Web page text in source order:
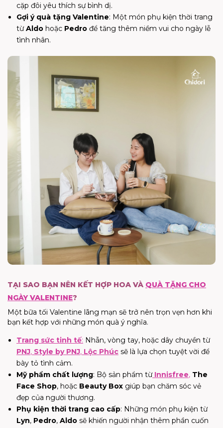
cặp đôi yêu thích sự bình dị.
Gợi ý quà tặng Valentine: Một món phụ kiện thời trang
từAldo hoặc Pedro để tăng thêm niềm vui cho ngày lễ
tình nhân.
TẠI SAO BẠN NÊN KẾT HỢP HOA VÀ QUÀ TẶNG CHO
NGÀY VALENTINE?
Một bữa tối Valentine lãng mạn sẽ trở nên trọn vẹn hơn khi
bạn kết hợp với những món quà ý nghĩa.
Trang sức tinh tế: Nhẫn, vòng tay, hoặc dây chuyền từ
PNJ, Style by PNJ, Lộc Phúc sẽ là lựa chọn tuyệt vời để
bày tỏ tình cảm.
Mỹ phẩm chất lượng: Bộ sản phẩm từ Innisfree, The
Face Shop, hoặc Beauty Box giúp bạn chăm sóc vẻ
đẹp của người thương.
Phụ kiện thời trang cao cấp: Những món phụ kiện từ
Lyn, Pedro, Aldo sẽ khiến người nhận thêm phần cuốn